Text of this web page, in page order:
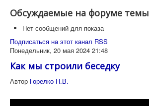
Обсуждаемые на форуме темы
Нет сообщений для показа
Подписаться на этот канал RSS
Понедельник, 20 мая 2024 21:48
Как мы строили беседку
Автор Горелко Н.В.